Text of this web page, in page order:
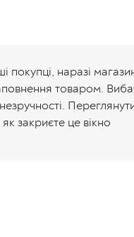
покупці, наразі
товаром.
як закриєте це вікно